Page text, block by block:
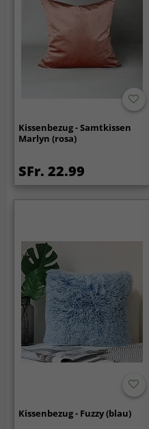
Kissenbezug - Samtkissen
Marlyn (rosa)
SFr. 22.99
Kissenbezug - Fuzzy (blau)